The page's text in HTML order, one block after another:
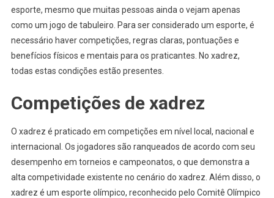
esporte, mesmo que muitas pessoas ainda o vejam apenas
como um jogo de tabuleiro. Para ser considerado um esporte, é
necessário haver competições, regras claras, pontuações e
benefícios físicos e mentais para os praticantes. No xadrez,
todas estas condições estão presentes.
Competições de xadrez
O xadrez é praticado em competições em nível local, nacional e
internacional. Os jogadores são ranqueados de acordo com seu
desempenho em torneios e campeonatos, o que demonstra a
alta competividade existente no cenário do xadrez. Além disso, o
xadrez é um esporte olímpico, reconhecido pelo Comitê Olímpico